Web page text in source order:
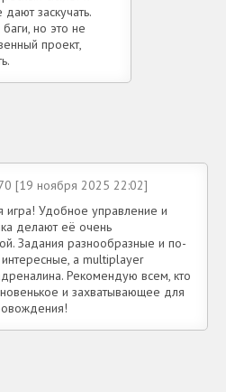
заскучать.
но это не
проект,
[19 ноября 2025 22:02]
игра! Удобное управление и
делают её очень
Задания разнообразные и по-
а multiplayer
Рекомендую всем, кто
и захватывающее для